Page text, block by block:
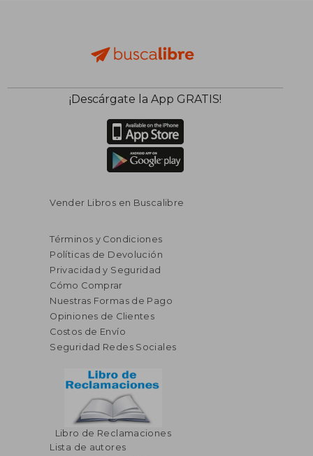
¡Descárgate la App GRATIS!
Vender Libros en Buscalibre
Términos y Condiciones
Políticas de Devolución
Privacidad y Seguridad
Cómo Comprar
Nuestras Formas de Pago
Opiniones de Clientes
Costos de Envío
Seguridad Redes Sociales
Libro de Reclamaciones
Lista de autores